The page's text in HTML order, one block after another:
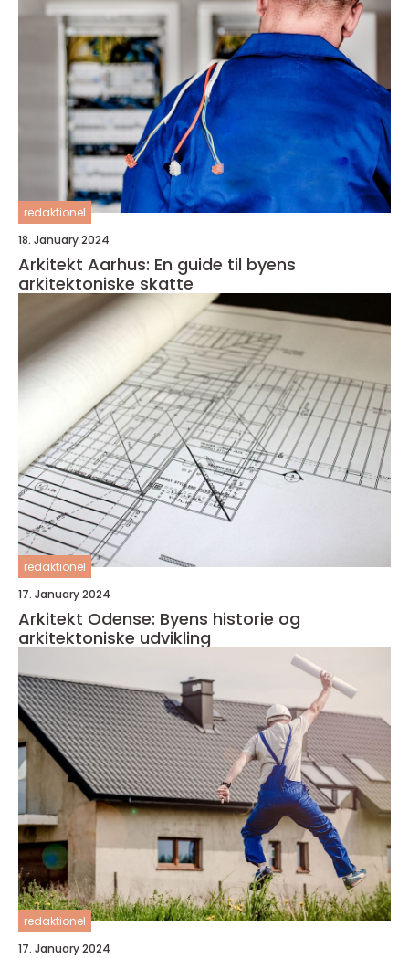
redaktionel
18. January 2024
Arkitekt Aarhus: En guide til byens
arkitektoniske skatte
redaktionel
17. January 2024
Arkitekt Odense: Byens historie og
arkitektoniske udvikling
redaktionel
17. January 2024